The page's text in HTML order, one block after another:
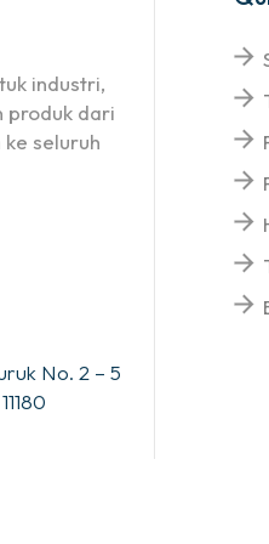
industri,
produk dari
seluruh
No. 2 – 5